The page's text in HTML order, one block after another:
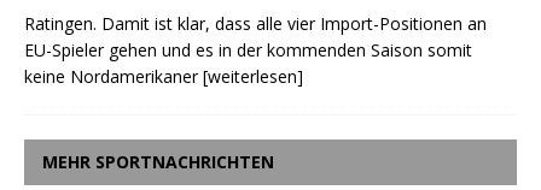
Ratingen. Damit ist klar, dass alle vier Import-Positionen an
EU-Spieler gehen und es in der kommenden Saison somit
keine Nordamerikaner[weiterlesen]
MEHR SPORTNACHRICHTEN